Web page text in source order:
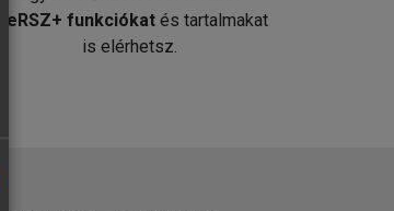
MeRSZ+ funkciókat és tartalmakat
is elérhetsz.